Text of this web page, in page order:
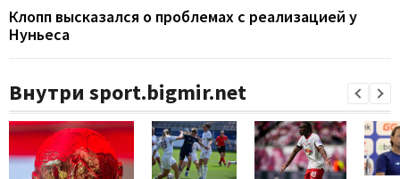
Клопп высказался о проблемах с реализацией у
Нуньеса
Внутри sport.bigmir.net